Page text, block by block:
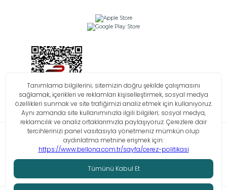
Bilgi Toplumu Hizmetleri KVKK Çerez Politikası İşlem Rehberi